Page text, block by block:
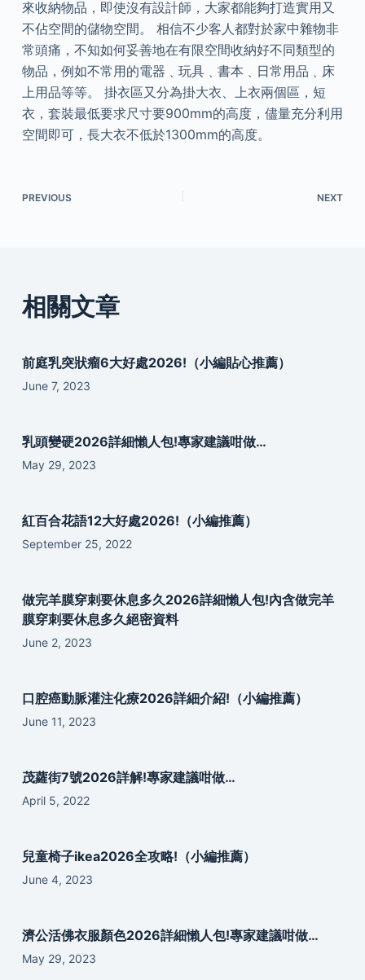
來收納物品，即使沒有設計師，大家都能夠打造實用又
不佔空間的儲物空間。 相信不少客人都對於家中雜物非
常頭痛，不知如何妥善地在有限空間收納好不同類型的
物品，例如不常用的電器﹑玩具﹑書本﹑日常用品﹑床
上用品等等。 掛衣區又分為掛大衣、上衣兩個區，短
衣，套裝最低要求尺寸要900mm的高度，儘量充分利用
空間即可，長大衣不低於1300mm的高度。
PREVIOUS NEXT
相關文章
前庭乳突狀瘤6大好處2026!（小編貼心推薦）
June 7, 2023
乳頭變硬2026詳細懶人包!專家建議咁做…
May 29, 2023
紅百合花語12大好處2026!（小編推薦）
September 25, 2022
做完羊膜穿刺要休息多久2026詳細懶人包!內含做完羊
膜穿刺要休息多久絕密資料
June 2, 2023
口腔癌動脈灌注化療2026詳細介紹!（小編推薦）
June 11, 2023
茂蘿街7號2026詳解!專家建議咁做…
April 5, 2022
兒童椅子ikea2026全攻略!（小編推薦）
June 4, 2023
濟公活佛衣服顏色2026詳細懶人包!專家建議咁做…
May 29, 2023